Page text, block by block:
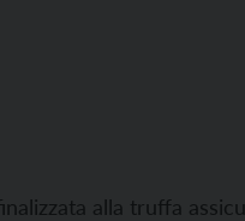
alla truffa